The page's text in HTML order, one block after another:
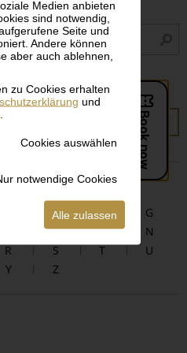
Medien anbieten
sind notwendig,
Seite und
Andere können
aber auch ablehnen,
zu Cookies erhalten
und
Cookies auswählen
notwendige Cookies
Alle zulassen
E F
G
L M
N
R S T
U
Y Z